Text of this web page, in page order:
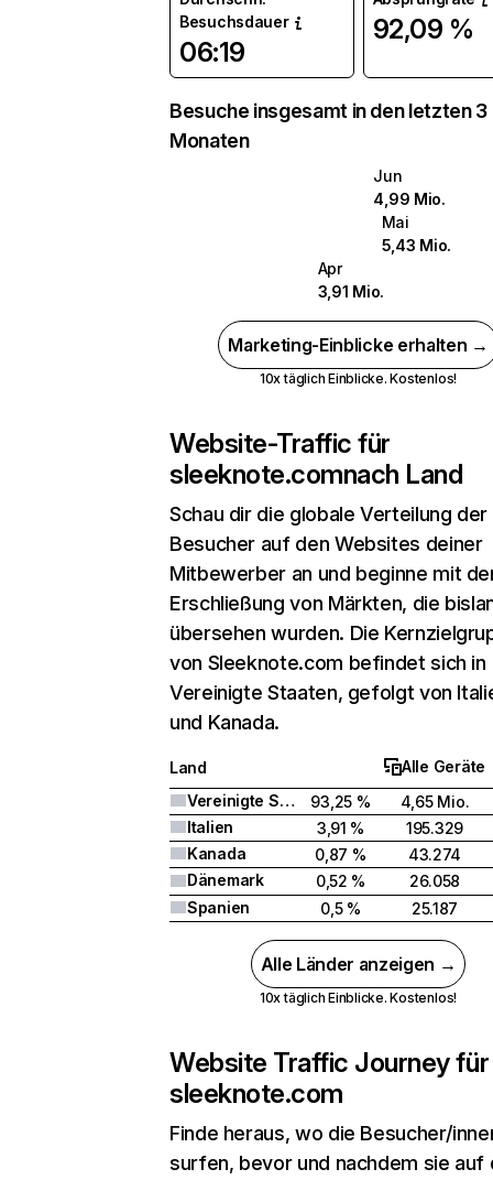
Besuchsdauer
06:19
92,09 %
Besuche insgesamt in den letzten 3
Monaten
Jun
4,99 Mio.
Mai
5,43 Mio.
Apr
3,91 Mio.
Marketing-Einblicke erhalten →
10x täglich Einblicke. Kostenlos!
Website-Traffic für
sleeknote.comnach Land
Schau dir die globale Verteilung der
Besucher auf den Websites deiner
Mitbewerber an und beginne mit
Erschließung von Märkten, die
übersehen wurden. Die
von Sleeknote.com befindet sich in
Vereinigte Staaten, gefolgt von
und Kanada.
Land
Alle Geräte
Vereinigte Staaten
93,25 %
4,65 Mio.
Italien
3,91 %
195.329
Kanada
0,87 %
43.274
Dänemark
0,52 %
26.058
Spanien
0,5 % 25.187
Alle Länder anzeigen →
10x täglich Einblicke. Kostenlos!
Website Traffic Journey für
sleeknote.com
Finde heraus, wo die Besucher/
surfen, bevor und nachdem sie auf